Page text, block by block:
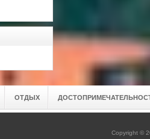
ОТДЫХ
Copyright ©